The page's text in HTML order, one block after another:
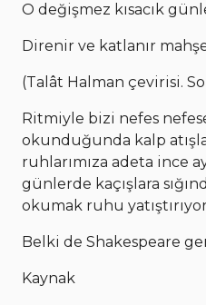
O değişmez kısacık
Direnir ve katlanır
(Talât Halman çevirisi.
Ritmiyle bizi nefes
okunduğunda kalp
ruhlarımıza adeta ince
günlerde kaçışlara
okumak ruhu
Belki de Shakespeare
Kaynak